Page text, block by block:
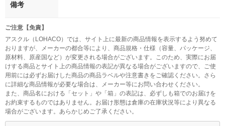
備考
ご注意【免責】
アスクル（LOHACO）では、サイト上に最新の商品情報を表示するよう努めて
おりますが、メーカーの都合等により、商品規格・仕様（容量、パッケージ、
原材料、原産国など）が変更される場合がございます。このため、実際にお届
けする商品とサイト上の商品情報の表記が異なる場合がございますので、ご使
用前には必ずお届けした商品の商品ラベルや注意書きをご確認ください。さら
に詳細な商品情報が必要な場合は、メーカー等にお問い合わせください。
また、商品名における「セット」や「箱」の表記は、必ずしも箱でのお届けを
お約束するものではありません。お届け形態は倉庫の在庫状況等により異なる
場合がございます。あらかじめご了承ください。